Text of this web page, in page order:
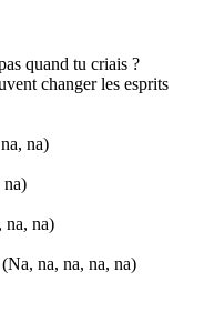
quand tu criais ?
changer les esprits
na)
na)
na, na)
na, na, na, na)